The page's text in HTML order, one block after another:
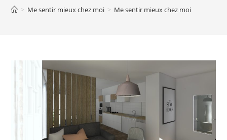
> Me sentir mieux chez moi > Me sentir mieux chez moi